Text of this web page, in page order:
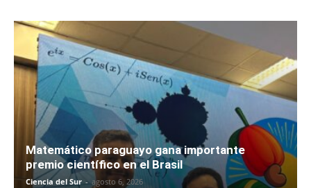
Matemático paraguayo gana importante
premio científico en el Brasil
Ciencia del Sur - agosto 6, 2026